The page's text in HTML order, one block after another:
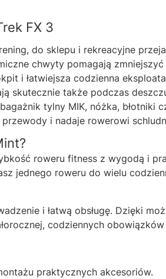
FX 3
do sklepu i rekreacyjne
chwyty pomagają zmniejszyć
i łatwiejsza codzienna
skutecznie także podczas
tylny MIK, nóżka, błotniki
i nadaje rowerowi
roweru fitness z wygodą i
jednego roweru do wielu
i łatwą obsługę. Dzięki
codziennych
praktycznych akcesoriów.